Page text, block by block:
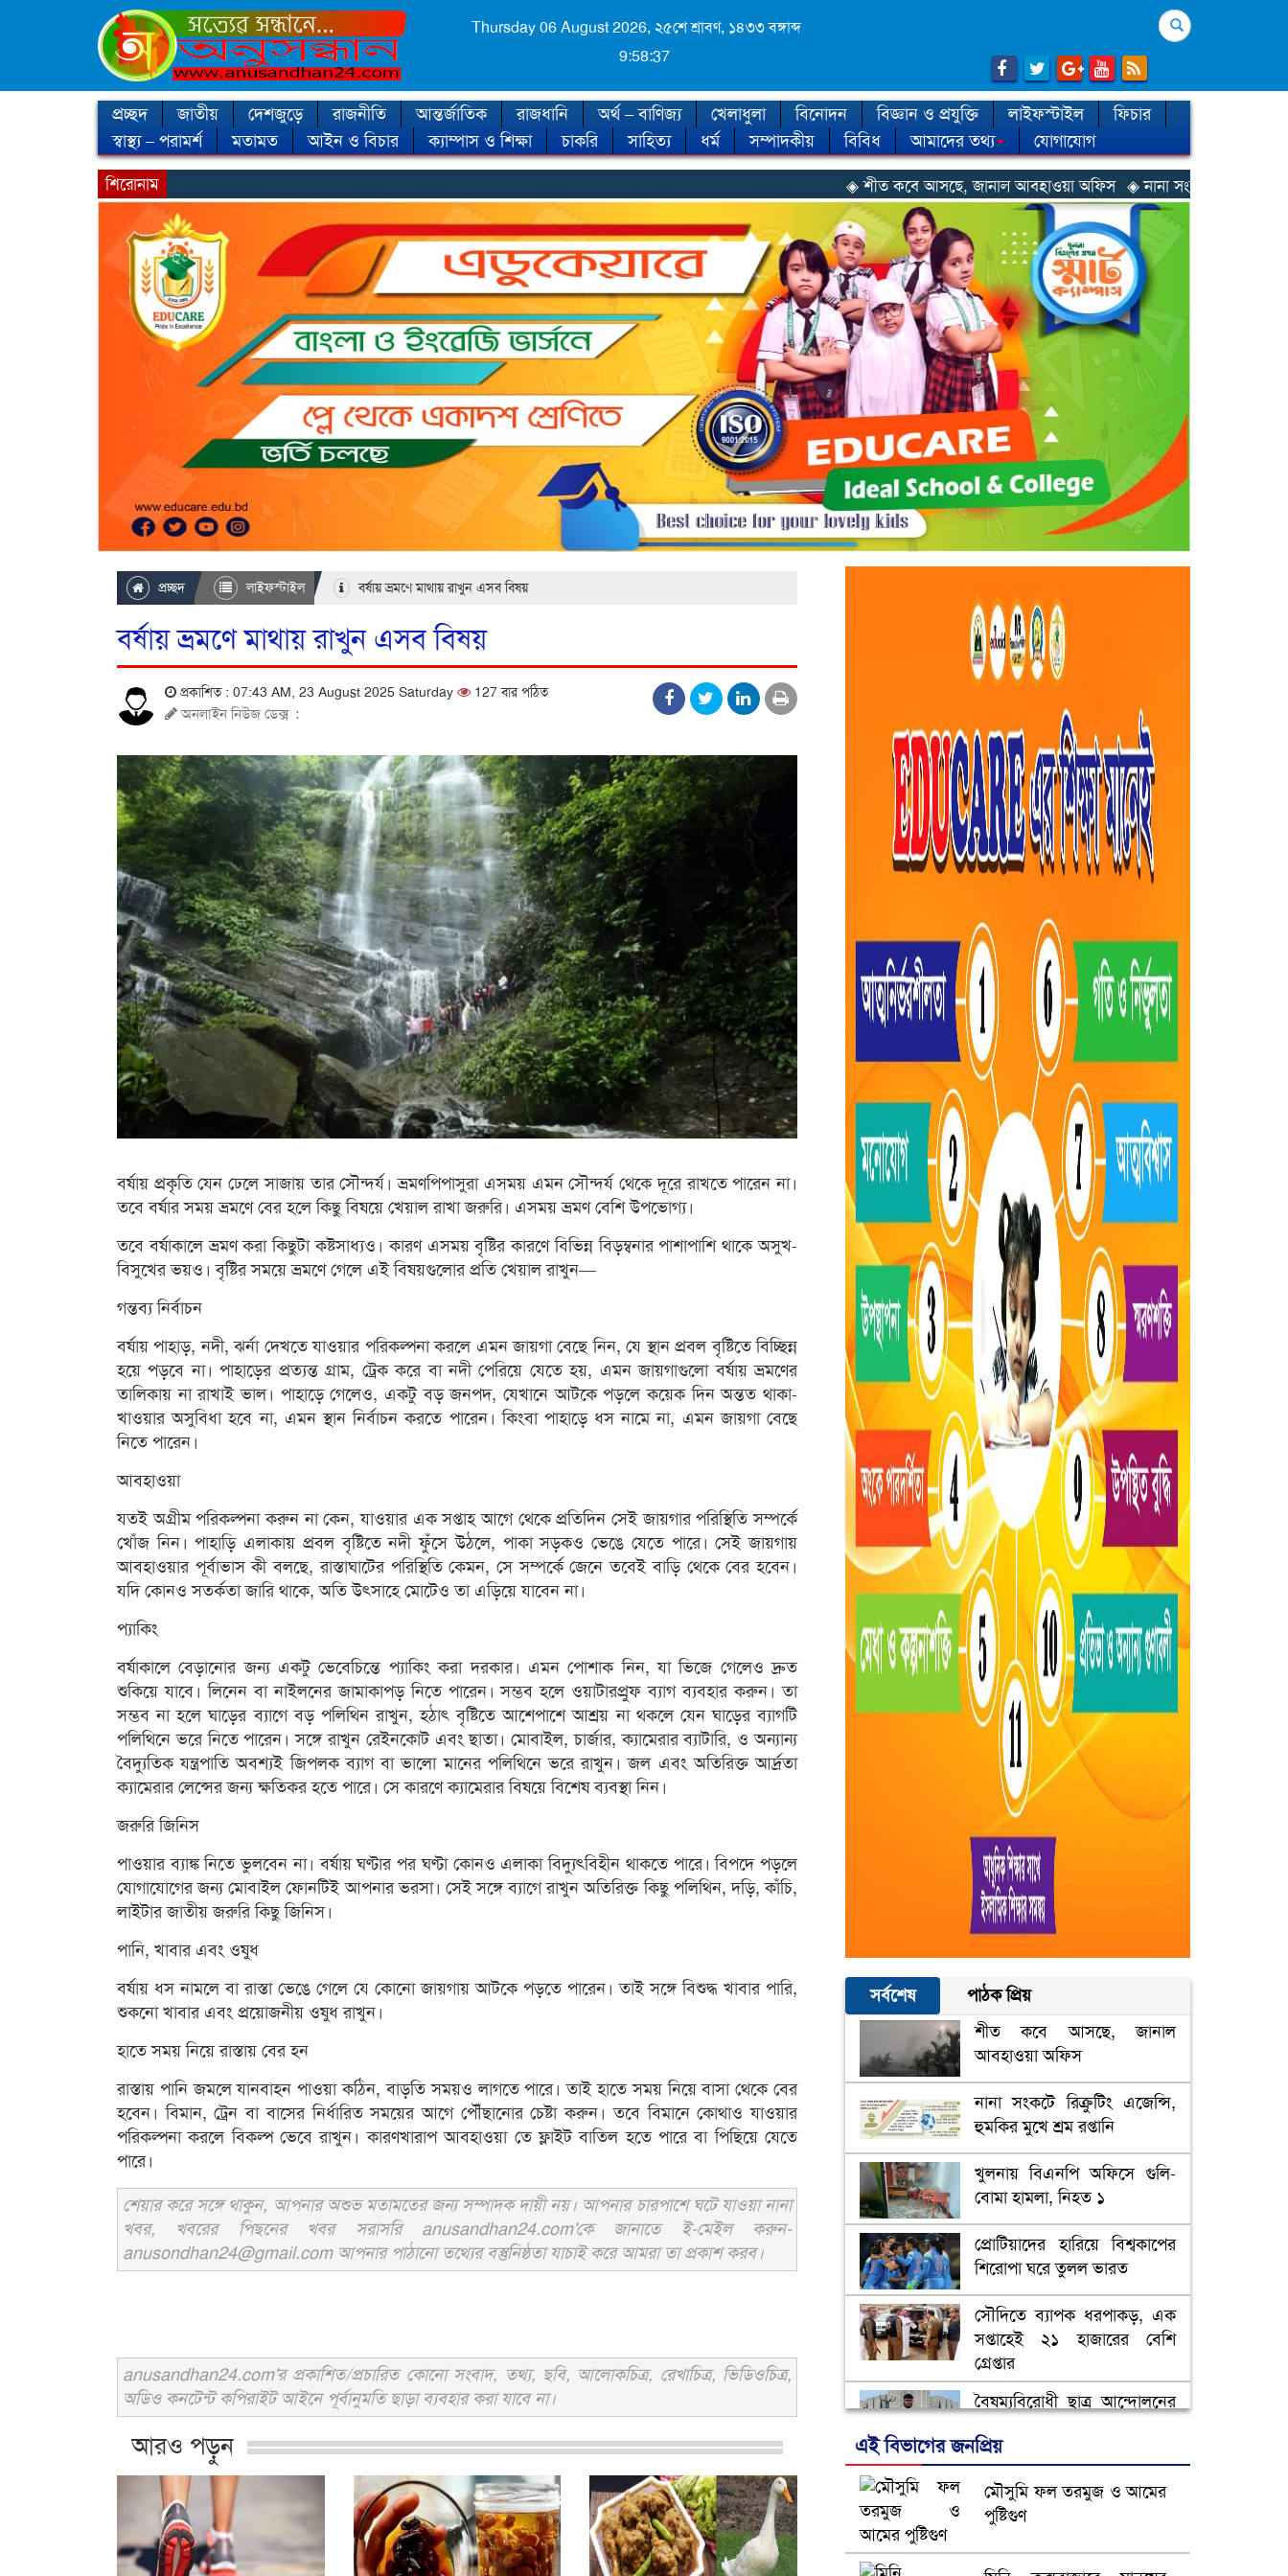
Thursday 06 August 2026, ২৫শে শ্রাবণ, ১৪৩৩ বঙ্গাব্দ
9:58:39
Search
প্রচ্ছদ জাতীয় দেশজুড়ে রাজনীতি আন্তর্জাতিক রাজধানি অর্থ – বাণিজ্য খেলাধুলা বিনোদন বিজ্ঞান ও প্রযুক্তি লাইফস্টাইল
ফিচার
স্বাস্থ্য – পরামর্শ
মতামত আইন ও বিচার ক্যাম্পাস ও শিক্ষা চাকরি সাহিত্য ধর্ম সম্পাদকীয় বিবিধ আমাদের তথ্য যোগাযোগ
শিরোনাম ◈ শীত কবে আসছে, জানাল আবহাওয়া অফিস ◈ নানা সংকটে রিক্রুটিং এজেন্সি, হুমকির মুখে শ্রম
প্রচ্ছদ লাইফস্টাইল বর্ষায় ভ্রমণে মাথায় রাখুন এসব বিষয়
বর্ষায় ভ্রমণে মাথায় রাখুন এসব বিষয়
প্রকাশিত : 07:43 AM, 23 August 2025 Saturday 127 বার পঠিত
অনলাইন নিউজ ডেক্স :
বর্ষায় প্রকৃতি যেন ঢেলে সাজায় তার সৌন্দর্য। ভ্রমণপিপাসুরা এসময় এমন সৌন্দর্য থেকে দূরে রাখতে পারেন না।
তবে বর্ষার সময় ভ্রমণে বের হলে কিছু বিষয়ে খেয়াল রাখা জরুরি। এসময় ভ্রমণ বেশি উপভোগ্য।
তবে বর্ষাকালে ভ্রমণ করা কিছুটা কষ্টসাধ্যও। কারণ এসময় বৃষ্টির কারণে বিভিন্ন বিড়ম্বনার পাশাপাশি থাকে অসুখ-
বিসুখের ভয়ও। বৃষ্টির সময়ে ভ্রমণে গেলে এই বিষয়গুলোর প্রতি খেয়াল রাখুন—
গন্তব্য নির্বাচন
বর্ষায় পাহাড়, নদী, ঝর্না দেখতে যাওয়ার পরিকল্পনা করলে এমন জায়গা বেছে নিন, যে স্থান প্রবল বৃষ্টিতে বিচ্ছিন্ন
হয়ে পড়বে না। পাহাড়ের প্রত্যন্ত গ্রাম, ট্রেক করে বা নদী পেরিয়ে যেতে হয়, এমন জায়গাগুলো বর্ষায় ভ্রমণের
তালিকায় না রাখাই ভাল। পাহাড়ে গেলেও, একটু বড় জনপদ, যেখানে আটকে পড়লে কয়েক দিন অন্তত থাকা-
খাওয়ার অসুবিধা হবে না, এমন স্থান নির্বাচন করতে পারেন। কিংবা পাহাড়ে ধস নামে না, এমন জায়গা বেছে
নিতে পারেন।
আবহাওয়া
যতই অগ্রীম পরিকল্পনা করুন না কেন, যাওয়ার এক সপ্তাহ আগে থেকে প্রতিদিন সেই জায়গার পরিস্থিতি সম্পর্কে
খোঁজ নিন। পাহাড়ি এলাকায় প্রবল বৃষ্টিতে নদী ফুঁসে উঠলে, পাকা সড়কও ভেঙে যেতে পারে। সেই জায়গায়
আবহাওয়ার পূর্বাভাস কী বলছে, রাস্তাঘাটের পরিস্থিতি কেমন, সে সম্পর্কে জেনে তবেই বাড়ি থেকে বের হবেন।
যদি কোনও সতর্কতা জারি থাকে, অতি উৎসাহে মোটেও তা এড়িয়ে যাবেন না।
প্যাকিং
বর্ষাকালে বেড়ানোর জন্য একটু ভেবেচিন্তে প্যাকিং করা দরকার। এমন পোশাক নিন, যা ভিজে গেলেও দ্রুত
শুকিয়ে যাবে। লিনেন বা নাইলনের জামাকাপড় নিতে পারেন। সম্ভব হলে ওয়াটারপ্রুফ ব্যাগ ব্যবহার করুন। তা
সম্ভব না হলে ঘাড়ের ব্যাগে বড় পলিথিন রাখুন, হঠাৎ বৃষ্টিতে আশেপাশে আশ্রয় না থকলে যেন ঘাড়ের ব্যাগটি
পলিথিনে ভরে নিতে পারেন। সঙ্গে রাখুন রেইনকোট এবং ছাতা। মোবাইল, চার্জার, ক্যামেরার ব্যাটারি, ও অন্যান্য
বৈদ্যুতিক যন্ত্রপাতি অবশ্যই জিপলক ব্যাগ বা ভালো মানের পলিথিনে ভরে রাখুন। জল এবং অতিরিক্ত আর্দ্রতা
ক্যামেরার লেন্সের জন্য ক্ষতিকর হতে পারে। সে কারণে ক্যামেরার বিষয়ে বিশেষ ব্যবস্থা নিন।
জরুরি জিনিস
পাওয়ার ব্যাঙ্ক নিতে ভুলবেন না। বর্ষায় ঘণ্টার পর ঘণ্টা কোনও এলাকা বিদ্যুৎবিহীন থাকতে পারে। বিপদে পড়লে
যোগাযোগের জন্য মোবাইল ফোনটিই আপনার ভরসা। সেই সঙ্গে ব্যাগে রাখুন অতিরিক্ত কিছু পলিথিন, দড়ি, কাঁচি,
লাইটার জাতীয় জরুরি কিছু জিনিস।
পানি, খাবার এবং ওষুধ
বর্ষায় ধস নামলে বা রাস্তা ভেঙে গেলে যে কোনো জায়গায় আটকে পড়তে পারেন। তাই সঙ্গে বিশুদ্ধ খাবার পারি,
শুকনো খাবার এবং প্রয়োজনীয় ওষুধ রাখুন।
হাতে সময় নিয়ে রাস্তায় বের হন
রাস্তায় পানি জমলে যানবাহন পাওয়া কঠিন, বাড়তি সময়ও লাগতে পারে। তাই হাতে সময় নিয়ে বাসা থেকে বের
হবেন। বিমান, ট্রেন বা বাসের নির্ধারিত সময়ের আগে পৌঁছানোর চেষ্টা করুন। তবে বিমানে কোথাও যাওয়ার
পরিকল্পনা করলে বিকল্প ভেবে রাখুন। কারণখারাপ আবহাওয়া তে ফ্লাইট বাতিল হতে পারে বা পিছিয়ে যেতে
পারে।
শেয়ার করে সঙ্গে থাকুন, আপনার অশুভ মতামতের জন্য সম্পাদক দায়ী নয়। আপনার চারপাশে ঘটে যাওয়া নানা
খবর, খবরের পিছনের খবর সরাসরি anusandhan24.com'কে জানাতে ই-মেইল করুন-
anusondhan24@gmail.com আপনার পাঠানো তথ্যের বস্তুনিষ্ঠতা যাচাই করে আমরা তা প্রকাশ করব।
anusandhan24.com'র প্রকাশিত/প্রচারিত কোনো সংবাদ, তথ্য, ছবি, আলোকচিত্র, রেখাচিত্র, ভিডিওচিত্র,
অডিও কনটেন্ট কপিরাইট আইনে পূর্বানুমতি ছাড়া ব্যবহার করা যাবে না।
আরও পড়ুন
সর্বশেষ
পাঠক প্রিয়
শীত কবে আসছে, জানাল
আবহাওয়া অফিস
নানা সংকটে রিক্রুটিং এজেন্সি,
হুমকির মুখে শ্রম রপ্তানি
খুলনায় বিএনপি অফিসে গুলি-
বোমা হামলা, নিহত ১
প্রোটিয়াদের হারিয়ে বিশ্বকাপের
শিরোপা ঘরে তুলল ভারত
সৌদিতে ব্যাপক ধরপাকড়, এক
সপ্তাহেই ২১ হাজারের বেশি
গ্রেপ্তার
বৈষম্যবিরোধী ছাত্র আন্দোলনের
ভিউ বাড়াতে রাম দা হাতে
ফেসবুকে ভিডিও পোস্ট শিক্ষকের
কারাগারে
এই বিভাগের জনপ্রিয়
মৌসুমি ফল তরমুজ ও আমের
পুষ্টিগুণ